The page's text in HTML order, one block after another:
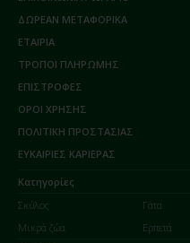
ΔΩΡΕΑΝ ΜΕΤΑΦΟΡΙΚΑ
ΕΤΑΙΡΙΑ
ΤΡΟΠΟΙ ΠΛΗΡΩΜΗΣ
ΕΠΙΣΤΡΟΦΕΣ
ΟΡΟΙ ΧΡΗΣΗΣ
ΠΟΛΙΤΙΚΗ ΠΡΟΣΤΑΣΙΑΣ
ΕΥΚΑΙΡΙΕΣ ΚΑΡΙΕΡΑΣ
Κατηγορίες
Σκύλος
Γάτα
Μικρά ζώα
Ερπετά